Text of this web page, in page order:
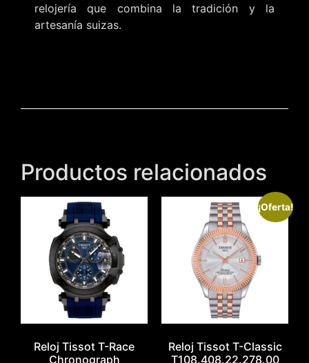
relojería que combina la tradición y la
artesanía suizas.
Productos relacionados
Reloj Tissot T-Race
Chronograph
¡Oferta!
Reloj Tissot T-Classic
T108.408.22.278.00